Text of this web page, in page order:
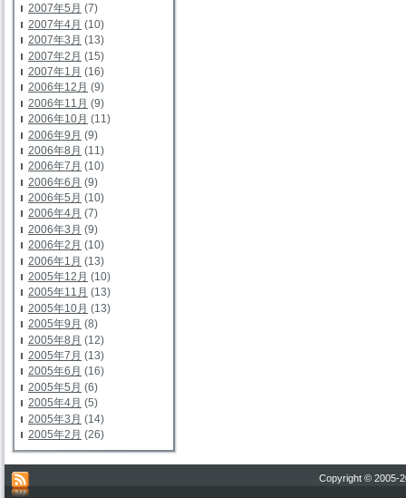
2007年5月 (7)
2007年4月 (10)
2007年3月 (13)
2007年2月 (15)
2007年1月 (16)
2006年12月 (9)
2006年11月 (9)
2006年10月 (11)
2006年9月 (9)
2006年8月 (11)
2006年7月 (10)
2006年6月 (9)
2006年5月 (10)
2006年4月 (7)
2006年3月 (9)
2006年2月 (10)
2006年1月 (13)
2005年12月 (10)
2005年11月 (13)
2005年10月 (13)
2005年9月 (8)
2005年8月 (12)
2005年7月 (13)
2005年6月 (16)
2005年5月 (6)
2005年4月 (5)
2005年3月 (14)
2005年2月 (26)
Copyright © 2005-